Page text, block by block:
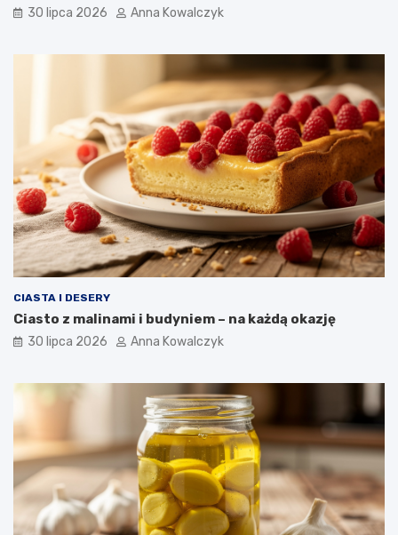
30 lipca 2026 Anna Kowalczyk
CIASTA I DESERY
Ciasto z malinami i budyniem – na każdą okazję
30 lipca 2026 Anna Kowalczyk